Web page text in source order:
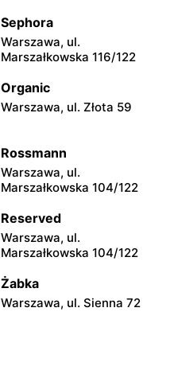
Czerwca 1976 Roku 6
Adidas
M 54
Adidas
Adidas
53R
Adidas
Adidas
Sephora
Warszawa, ul.
Marszałkowska 116/122
Organic
Warszawa, ul. Złota 59
Rossmann
Warszawa, ul.
Marszałkowska 104/122
Reserved
Warszawa, ul.
Marszałkowska 104/122
Żabka
Warszawa, ul. Sienna 72